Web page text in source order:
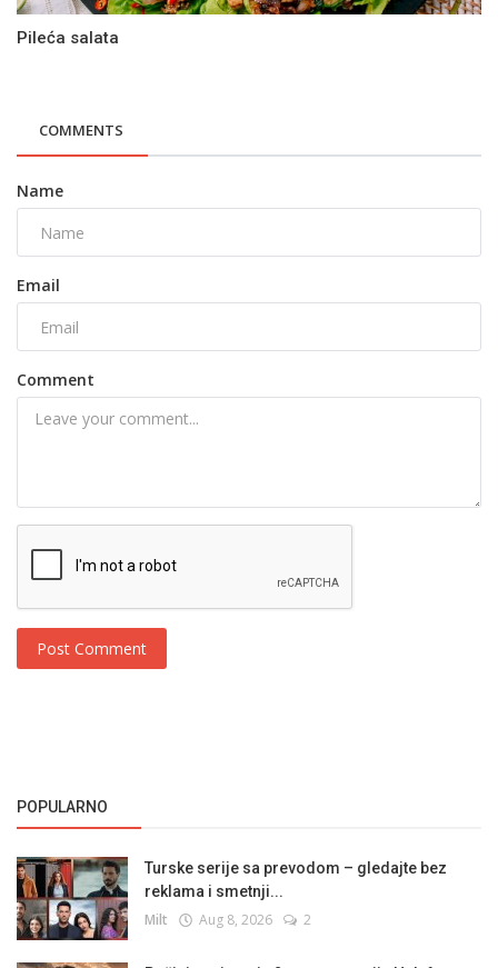
Pileća salata
COMMENTS
Name
Email
Comment
Post Comment
POPULARNO
Turske serije sa prevodom – gledajte bez
reklama i smetnji...
Milt Aug 8, 2026 2